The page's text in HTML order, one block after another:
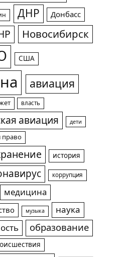
ДНР Донбасс
Новосибирск
США
авиация
власть
авиация дети
право
история
коррупция
медицина
музыка
наука
образование